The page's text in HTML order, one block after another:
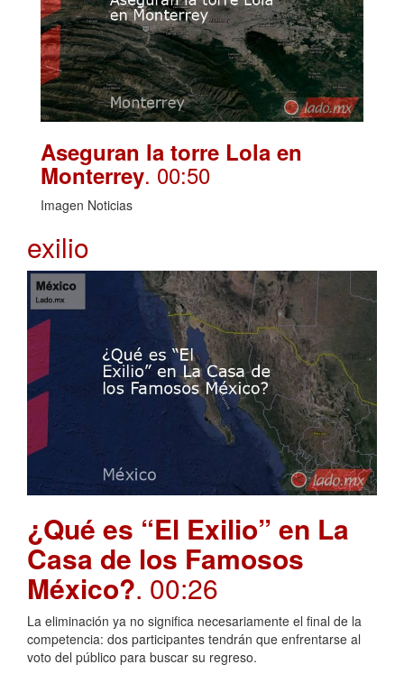
Aseguran la torre Lola en
Monterrey. 00:50
Imagen Noticias
exilio
¿Qué es “El Exilio” en La
Casa de los Famosos
México?. 00:26
La eliminación ya no significa necesariamente el final de la
competencia: dos participantes tendrán que enfrentarse al
voto del público para buscar su regreso.